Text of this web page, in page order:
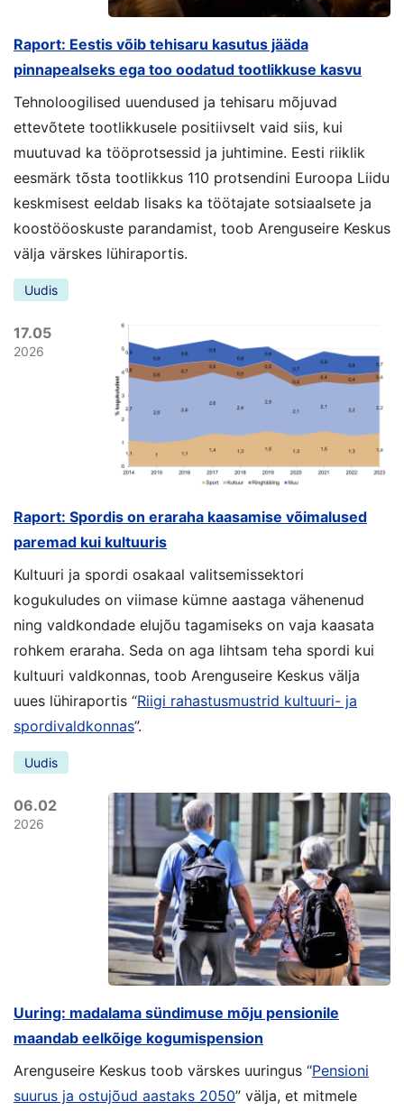
Raport: Eestis võib tehisaru kasutus jääda
pinnapealseks ega too oodatud tootlikkuse kasvu
Tehnoloogilised uuendused ja tehisaru mõjuvad
ettevõtete tootlikkusele positiivselt vaid siis, kui
muutuvad ka tööprotsessid ja juhtimine. Eesti riiklik
eesmärk tõsta tootlikkus 110 protsendini Euroopa Liidu
keskmisest eeldab lisaks ka töötajate sotsiaalsete ja
koostööoskuste parandamist, toob Arenguseire Keskus
välja värskes lühiraportis.
Uudis
17.05
2026
Raport: Spordis on eraraha kaasamise võimalused
paremad kui kultuuris
Kultuuri ja spordi osakaal valitsemissektori
kogukuludes on viimase kümne aastaga vähenenud
ning valdkondade elujõu tagamiseks on vaja kaasata
rohkem eraraha. Seda on aga lihtsam teha spordi kui
kultuuri valdkonnas, toob Arenguseire Keskus välja
uues lühiraportis “Riigi rahastusmustrid kultuuri- ja
spordivaldkonnas”.
Uudis
06.02
2026
Uuring: madalama sündimuse mõju pensionile
maandab eelkõige kogumispension
Arenguseire Keskus toob värskes uuringus “Pensioni
suurus ja ostujõud aastaks 2050” välja, et mitmele